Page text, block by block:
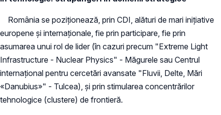
România se poziţionează, prin CDI, alături de mari iniţiative
europene şi internaţionale, fie prin participare, fie prin
asumarea unui rol de lider (în cazuri precum "Extreme Light
Infrastructure - Nuclear Physics" - Măgurele sau Centrul
internaţional pentru cercetări avansate "Fluvii, Delte, Mări
«Danubius»" - Tulcea), şi prin stimularea concentrărilor
tehnologice (clustere) de frontieră.